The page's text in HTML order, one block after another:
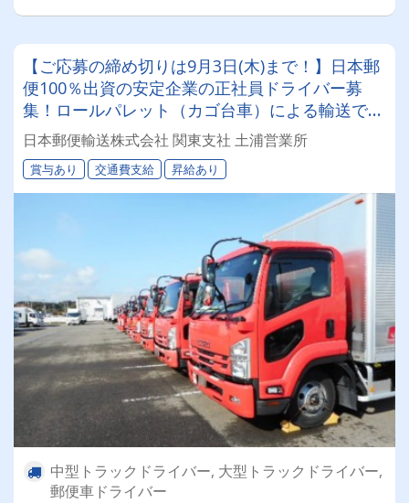
【ご応募の締め切りは9月3日(木)まで！】日本郵
便100％出資の安定企業の正社員ドライバー募
集！ロールパレット（カゴ台車）による輸送で身
体的な負担も少ないため、女性ドライバーも活躍
中！
日本郵便輸送株式会社 関東支社 土浦営業所
賞与あり 交通費支給 昇給あり
中型トラックドライバー, 大型トラックドライバー,
郵便車ドライバー